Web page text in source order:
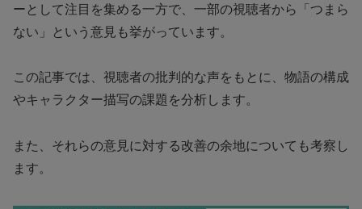
ーとして注目を集める一方で、一部の視聴者から「つまら
ない」という意見も挙がっています。
この記事では、視聴者の批判的な声をもとに、物語の構成
やキャラクター描写の課題を分析します。
また、それらの意見に対する改善の余地についても考察し
ます。